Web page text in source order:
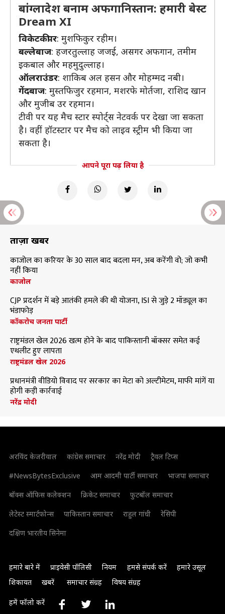
बांग्लादेश बनाम अफगानिस्तान: हमारी बेस्ट
Dream XI
विकेटकीपर: मुशफिकुर रहीम।
बल्लेबाज: हजरतुल्लाह जजई, असगर अफगान, तमीम
इकबाल और महमुदुल्लाह।
ऑलराउंडर: शाकिब अल हसन और मोहम्मद नबी।
गेंदबाज: मुस्तफिजुर रहमान, मशरफे मोर्तजा, राशिद खान
और मुजीब उर रहमान।
टीवी पर यह मैच स्टार स्पोर्ट्स नेटवर्क पर देखा जा सकता
है। वहीं हॉटस्टार पर मैच को लाइव स्ट्रीम भी किया जा
सकता है।
आपने पूरा पढ़ लिया है
ताज़ा खबरें
काजोल का करियर के 30 साल बाद बदला मन, अब करेंगी वो; जो कभी
नहीं किया
काजोल
CJP प्रदर्शन में बड़े आतंकी हमले की थी योजना, ISI से जुड़े 2 मॉड्यूल का
भंडाफोड़
कॉकरोच जनता पार्टी
राष्ट्रमंडल खेल 2026 खत्म होने के बाद पाकिस्तानी बॉक्सर समेत कई
एथलीट हुए लापता
राष्ट्रमंडल खेल 2026
प्रधानमंत्री वीडियो विवाद पर सरकार का मेटा को अल्टीमेटम, माफी मांगें या
होगी कड़ी कार्रवाई
नरेंद्र मोदी
अरविंद केजरीवाल कांग्रेस समाचार नरेंद्र मोदी
ट्रैवल टिप्स
#NewsBytesExclusive
आम आदमी पार्टी समाचार
भाजपा समाचार
बॉक्स ऑफिस कलेक्शन
क्रिकेट समाचार
फुटबॉल समाचार
लेटेस्ट स्मार्टफोन्स
पाकिस्तान समाचार राहुल गांधी
रेसिपी
दक्षिण भारतीय सिनेमा
हमारे बारे में प्राइवेसी पॉलिसी नियम हमसे संपर्क करें
हमारे उसूल
शिकायत
खबरें समाचार संग्रह विषय संग्रह
हमें फॉलो करें